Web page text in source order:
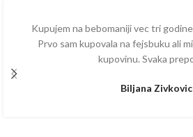
Kupujem na bebomaniji vec tri
Prvo sam kupovala na fejsbuku ali
kupovinu. Svaka
Biljana Zivkovic